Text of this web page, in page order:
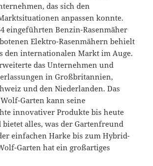
das sich den
anpassen konnte.
eingeführten Benzin-Rasenmäher
Elektro-Rasenmähern behielt
den internationalen Markt im Auge.
das Unternehmen und
in Großbritannien,
und den Niederlanden. Das
Garten kann seine
innovativer Produkte bis heute
alles, was der Gartenfreund
einfachen Harke bis zum Hybrid-
Garten hat ein großartiges